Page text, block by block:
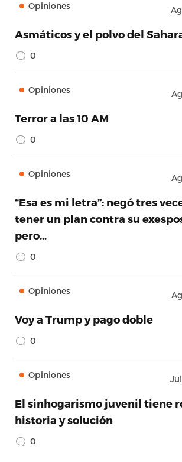
Opiniones
Asmáticos y el polvo del
0
Opiniones
Terror a las 10 AM
0
Opiniones
“Esa es mi letra”: negó tres
tener un plan contra su
pero…
0
Opiniones
Voy a Trump y pago doble
0
Opiniones
El sinhogarismo juvenil tiene
historia y solución
0